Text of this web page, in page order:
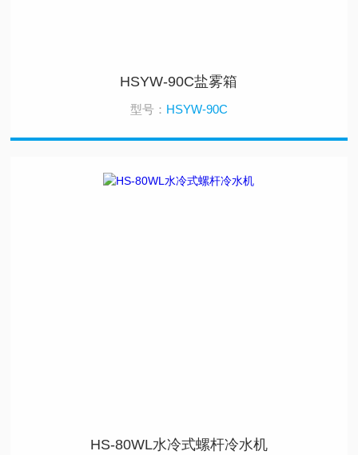
HSYW-90C盐雾箱
型号： HSYW-90C
HS-80WL水冷式螺杆冷水机